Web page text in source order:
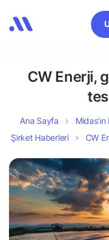
CW Enerji,
Ana Sayfa
Şirket Haberleri
CW